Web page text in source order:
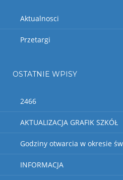
Aktualnosci
Przetargi
OSTATNIE WPISY
2466
AKTUALIZACJA GRAFIK SZKÓŁ
Godziny otwarcia w okresie
INFORMACJA